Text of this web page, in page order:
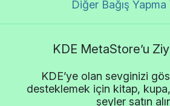
Diğer Bağış Yapma
KDE MetaStore’u
KDE’ye olan sevginizi
desteklemek için kitap,
şeyler satın